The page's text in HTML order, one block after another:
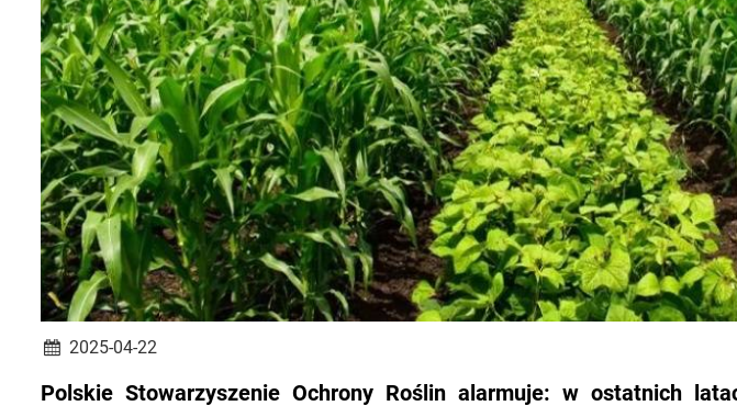
2025-04-22
Polskie Stowarzyszenie Ochrony Roślin alarmuje: w ostatnich